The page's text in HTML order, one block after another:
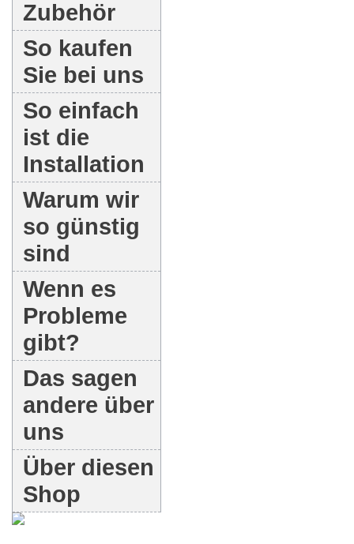
Zubehör
So kaufen
Sie bei uns
So einfach
ist die
Installation
Warum wir
so günstig
sind
Wenn es
Probleme
gibt?
Das sagen
andere über
uns
Über diesen
Shop